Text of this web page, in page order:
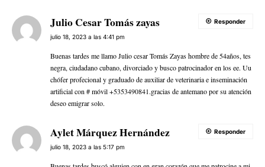
Julio Cesar Tomás zayas
julio 18, 2023 a las 4:41 pm
Buenas tardes me llamo Julio cesar Tomás Zayas hombre de 54años, tes
negra, ciudadano cubano, divorciado y busco patrocinador en los ee. Uu
chófer profecional y graduado de auxiliar de veterinaria e inseminación
artificial con # móvil +5353490841.gracias de antemano por su atención
deseo emigrar solo.
Responder
Aylet Márquez Hernández
julio 18, 2023 a las 5:17 pm
Responder